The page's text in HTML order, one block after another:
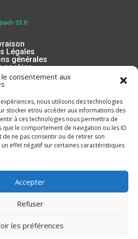
consentement aux
nous utilisons des technologies
stocker et/ou accéder aux informations des
à ces technologies nous permettra de
le comportement de navigation ou les ID
de ne pas consentir ou de retirer son
effet négatif sur certaines caractéristiques
Accepter
Refuser
les préférences
33.fr
Légales
générales
cookies
ENVOYER